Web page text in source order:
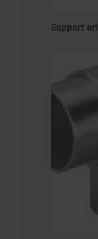
Support